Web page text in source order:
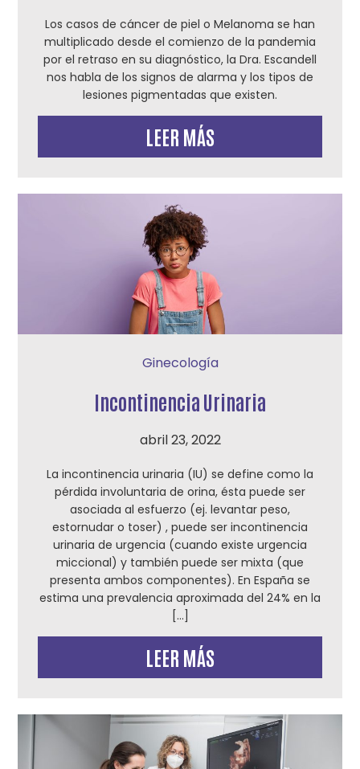
Los casos de cáncer de piel o Melanoma se han
multiplicado desde el comienzo de la pandemia
por el retraso en su diagnóstico, la Dra. Escandell
nos habla de los signos de alarma y los tipos de
lesiones pigmentadas que existen.
LEER MÁS
Ginecología
Incontinencia Urinaria
abril 23, 2022
La incontinencia urinaria (IU) se define como la
pérdida involuntaria de orina, ésta puede ser
asociada al esfuerzo (ej. levantar peso,
estornudar o toser) , puede ser incontinencia
urinaria de urgencia (cuando existe urgencia
miccional) y también puede ser mixta (que
presenta ambos componentes). En España se
estima una prevalencia aproximada del 24% en la
[…]
LEER MÁS